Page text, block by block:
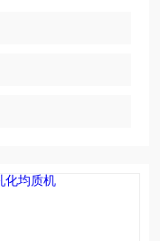
于生产包括对乳状液,
单一分子和宏观分子